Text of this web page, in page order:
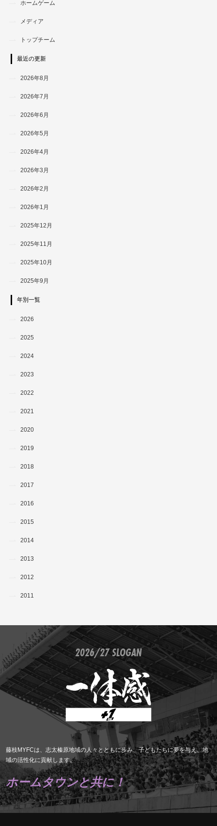
ホームゲーム
メディア
トップチーム
最近の更新
2026年8月
2026年7月
2026年6月
2026年5月
2026年4月
2026年3月
2026年2月
2026年1月
2025年12月
2025年11月
2025年10月
2025年9月
年別一覧
2026
2025
2024
2023
2022
2021
2020
2019
2018
2017
2016
2015
2014
2013
2012
2011
2026/27 SLOGAN
藤枝MYFCは、志太榛原地域の人々とともに歩み、子どもたちに夢を与え、地
域の活性化に貢献します。
ホームタウンと共に！